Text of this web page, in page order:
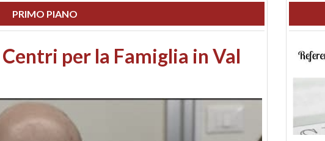
PRIMO PIANO
un chiosco sul
abusi edilizi e occupazione